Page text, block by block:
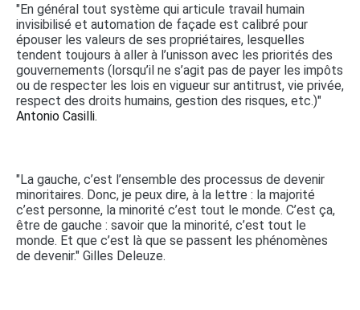
"En général tout système qui articule travail humain
invisibilisé et automation de façade est calibré pour
épouser les valeurs de ses propriétaires, lesquelles
tendent toujours à aller à l’unisson avec les priorités des
gouvernements (lorsqu’il ne s’agit pas de payer les impôts
ou de respecter les lois en vigueur sur antitrust, vie privée,
respect des droits humains, gestion des risques, etc.)"
Antonio Casilli.
"La gauche, c’est l’ensemble des processus de devenir
minoritaires. Donc, je peux dire, à la lettre : la majorité
c’est personne, la minorité c’est tout le monde. C’est ça,
être de gauche : savoir que la minorité, c’est tout le
monde. Et que c’est là que se passent les phénomènes
de devenir." Gilles Deleuze.